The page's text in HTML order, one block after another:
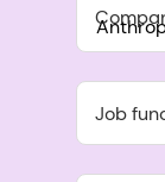
548
Job